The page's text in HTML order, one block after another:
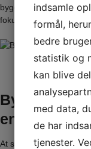
byggeansøgning i
fokusere på dit
en hurtig og
At starte et
indsamle
formål,
bedre
statistik og
kan blive
med data,
de har
tjenester.